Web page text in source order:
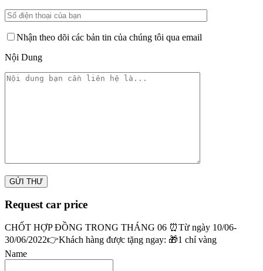
Nhận theo dõi các bản tin của chúng tôi qua email
Nội Dung
Request car price
CHỐT HỢP ĐỒNG TRONG THÁNG 06 ⏰️Từ ngày 10/06-
30/06/2022👉Khách hàng được tặng ngay: 🎁1 chỉ vàng
Name